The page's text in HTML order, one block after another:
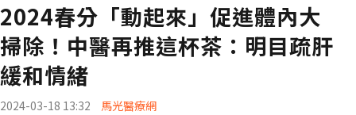
2024春分「動起來」促進體內大
掃除！中醫再推這杯茶：明目疏肝
緩和情緒
2024-03-18 13:32 馬光醫療網